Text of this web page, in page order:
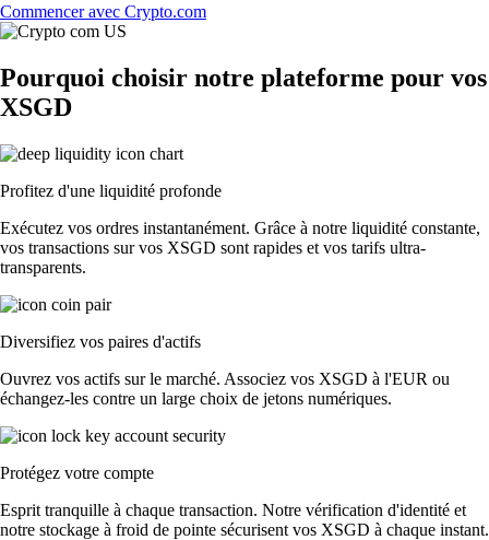
Commencer avec Crypto.com
Pourquoi choisir notre plateforme pour vos
XSGD
Profitez d'une liquidité profonde
Exécutez vos ordres instantanément. Grâce à notre liquidité constante,
vos transactions sur vos XSGD sont rapides et vos tarifs ultra-
transparents.
Diversifiez vos paires d'actifs
Ouvrez vos actifs sur le marché. Associez vos XSGD à l'EUR ou
échangez-les contre un large choix de jetons numériques.
Protégez votre compte
Esprit tranquille à chaque transaction. Notre vérification d'identité et
notre stockage à froid de pointe sécurisent vos XSGD à chaque instant.